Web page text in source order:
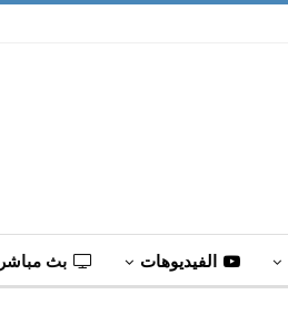
الفيديوهات بث مباشر